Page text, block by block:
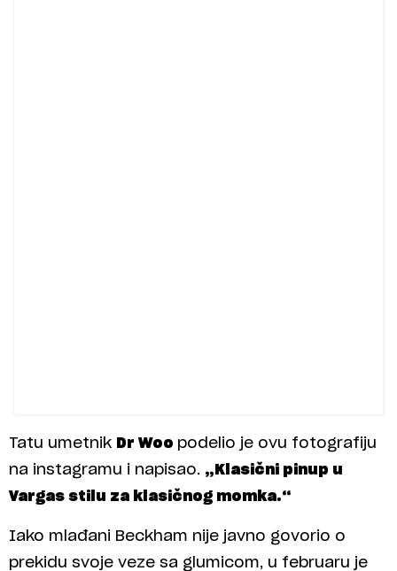
Tatu umetnik Dr Woo podelio je ovu fotografiju
na instagramu i napisao. „Klasični pinup u
Vargas stilu za klasičnog momka.“
Iako mlađani Beckham nije javno govorio o
prekidu svoje veze sa glumicom, u februaru je